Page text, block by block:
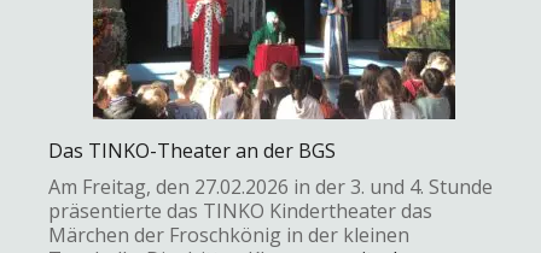
Das TINKO-Theater an der BGS
Am Freitag, den 27.02.2026 in der 3. und 4. Stunde
präsentierte das TINKO Kindertheater das
Märchen der Froschkönig in der kleinen